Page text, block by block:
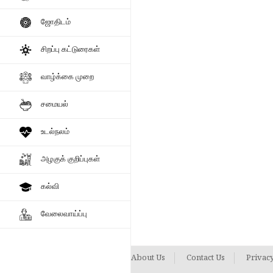
ஜோதிடம்
சிறப்பு கட்டுரைகள்
வாழ்க்கை முறை
சமையல்
உடல்நலம்
அழகுக் குறிப்புகள்
கல்வி
வேலைவாய்ப்பு
About Us Contact Us